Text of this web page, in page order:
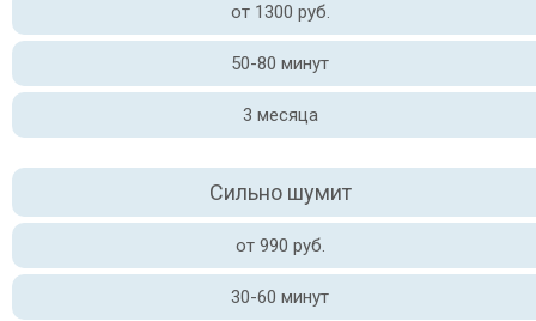
от 1300 руб.
50-80 минут
3 месяца
Сильно шумит
от 990 руб.
30-60 минут